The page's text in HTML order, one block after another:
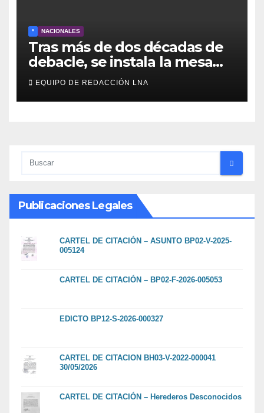
* NACIONALES
Tras más de dos décadas de
debacle, se instala la mesa
para el capítulo final del
diálogo venezolano
EQUIPO DE REDACCIÓN LNA
Publicaciones Legales
CARTEL DE CITACIÓN – ASUNTO BP02-V-2025-
005124
CARTEL DE CITACIÓN – BP02-F-2026-005053
EDICTO BP12-S-2026-000327
CARTEL DE CITACION BH03-V-2022-000041
30/05/2026
CARTEL DE CITACIÓN – Herederos Desconocidos